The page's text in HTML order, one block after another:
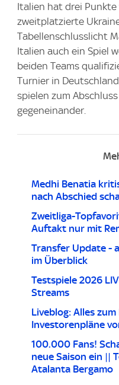
Italien hat drei Punkte
zweitplatzierte
Tabellenschlusslicht
Italien auch ein Spiel
beiden Teams
Turnier in
spielen zum
gegeneinander.
Medhi Benatia
nach Abschied
Zweitliga-
Auftakt nur mit
Transfer Update -
im Überblick
Testspiele 2026
Streams
Liveblog: Alles
Investorenpläne
100.000 Fans!
neue Saison ein ||
Atalanta Bergamo